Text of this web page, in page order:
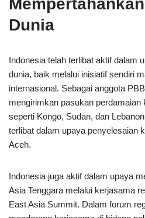
Dunia
Indonesia telah terlibat aktif dalam
dunia, baik melalui inisiatif sendiri
internasional. Sebagai anggota
mengirimkan pasukan perdamaian
seperti Kongo, Sudan, dan
terlibat dalam upaya penyelesaian
Aceh.
Indonesia juga aktif dalam upaya
Asia Tenggara melalui kerjasama
East Asia Summit. Dalam forum